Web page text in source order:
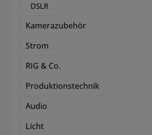
DSLR
Kamerazubehör
Strom
RIG & Co.
Produktionstechnik
Audio
Licht